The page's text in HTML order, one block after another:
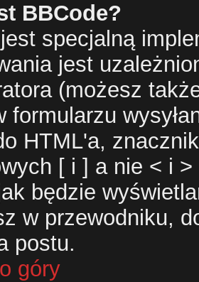
BBCode?
specjalną
jest
(możesz
formularzu
HTML'a,
[ i ] a nie < i
będzie
w przewodniku,
postu.
góry